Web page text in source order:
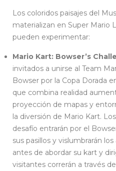
Los coloridos paisajes del
materializan en Super Mario
pueden experimentar:
Mario Kart: Bowser’s
invitados a unirse al Team
Bowser por la Copa Dorada
que combina realidad
proyección de mapas y
la diversión de Mario Kart.
desafío entrarán por el
sus pasillos y vislumbrarán
antes de abordar su kart y
visitantes correrán a través